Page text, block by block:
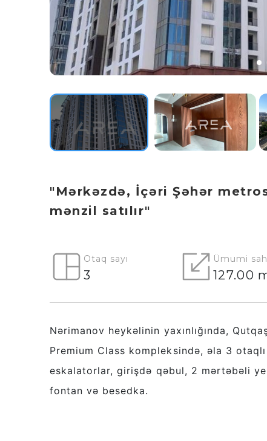
"Mərkəzdə, İçəri Şəhər
mənzil satılır"
Otaq sayı
3
Ümumi
127.00
Nərimanov heykəlinin yaxınlığında,
Premium Class kompleksində, əla 3
eskalatorlar, girişdə qəbul, 2 mərtəbəli
fontan və besedka.